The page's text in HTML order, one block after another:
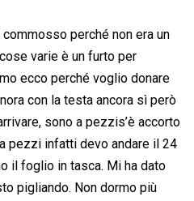
perché non era un
varie è un furto per
ecco perché voglio donare
con la testa ancora sì però
sono a pezzis’è accorto
pezzi infatti devo andare il 24
il foglio in tasca. Mi ha dato
pigliando. Non dormo più